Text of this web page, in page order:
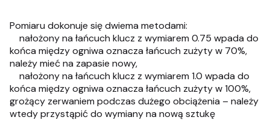
Pomiaru dokonuje się dwiema metodami:
nałożony na łańcuch klucz z wymiarem 0.75 wpada do
końca między ogniwa oznacza łańcuch zużyty w 70%,
należy mieć na zapasie nowy,
nałożony na łańcuch klucz z wymiarem 1.0 wpada do
końca między ogniwa oznacza łańcuch zużyty w 100%,
grożący zerwaniem podczas dużego obciążenia – należy
wtedy przystąpić do wymiany na nową sztukę